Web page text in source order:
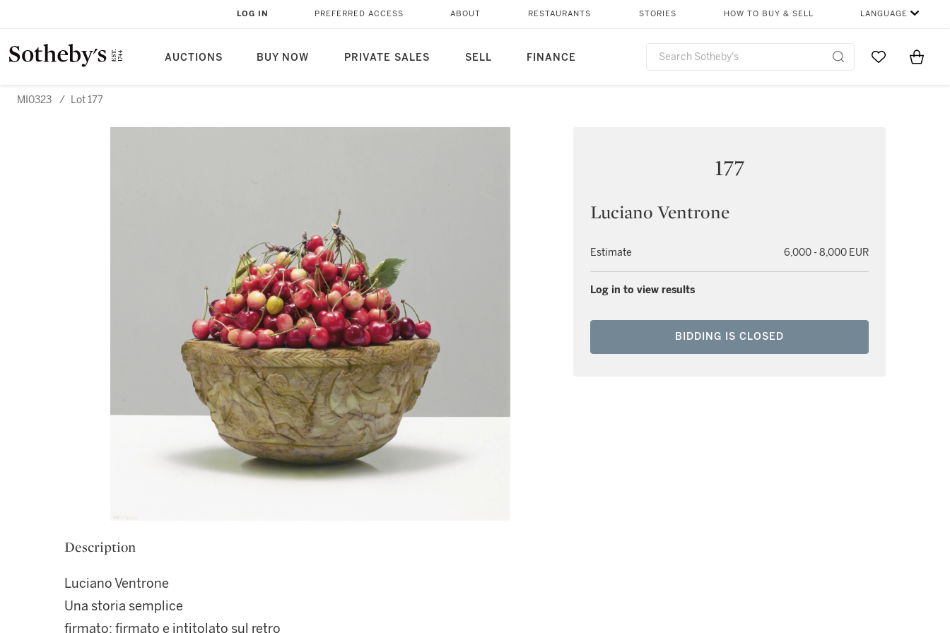
AUCTIONS BUY NOW PRIVATE SALES SELL FINANCE
LOG IN PREFERRED ACCESS ABOUT RESTAURANTS STORIES HOW TO BUY & SELL LANGUAGE
Go to MyItems
MI0323 / Lot 177
177
Luciano Ventrone
Estimate 6,000 - 8,000 EUR
Log in to view results
BIDDING IS CLOSED
Description
Luciano Ventrone
Una storia semplice
firmato; firmato e intitolato sul retro